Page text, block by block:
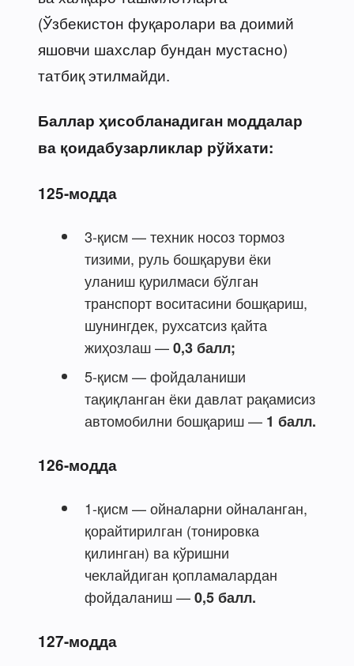
(Ўзбекистон фуқаролари ва доимий
яшовчи шахслар бундан мустасно)
татбиқ этилмайди.
Баллар ҳисобланадиган моддалар
ва қоидабузарликлар рўйхати:
125-модда
3-қисм — техник носоз тормоз
тизими, руль бошқаруви ёки
уланиш қурилмаси бўлган
транспорт воситасини бошқариш,
шунингдек, рухсатсиз қайта
жиҳозлаш —0,3 балл;
5-қисм — фойдаланиши
тақиқланган ёки давлат рақамисиз
автомобилни бошқариш — 1 балл.
126-модда
1-қисм — ойналарни ойналанган,
қорайтирилган (тонировка
қилинган) ва кўришни
чеклайдиган қопламалардан
фойдаланиш —0,5 балл.
127-модда